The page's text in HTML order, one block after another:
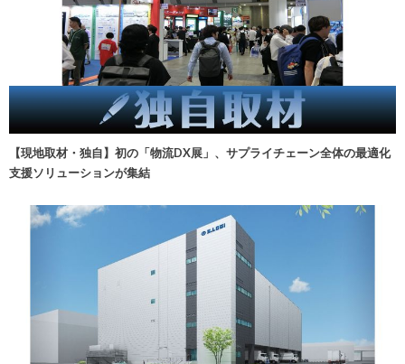
【現地取材・独自】初の「物流DX展」、サプライチェーン全体の最適化
支援ソリューションが集結